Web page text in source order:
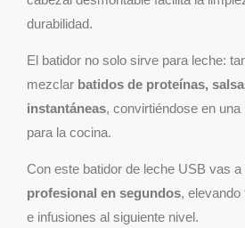
durabilidad.
El batidor no solo sirve para leche:
mezclar batidos de proteínas,
instantáneas, convirtiéndose en
para la cocina.
Con este batidor de leche USB vas a
profesional en segundos,
e infusiones al siguiente nivel.